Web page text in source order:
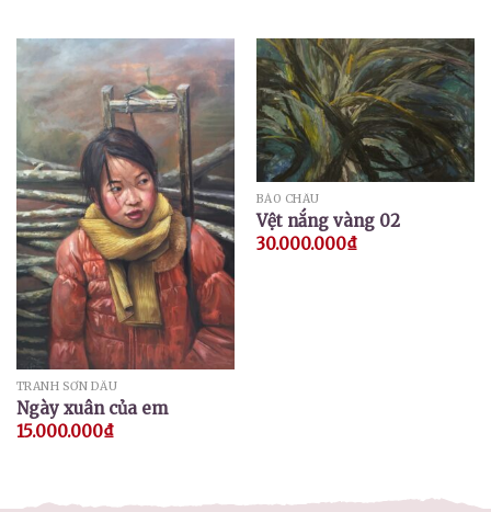
TRANH SƠN DẦU
Ngày xuân của em
15.000.000₫
BẢO CHÂU
Vệt nắng vàng 02
30.000.000₫